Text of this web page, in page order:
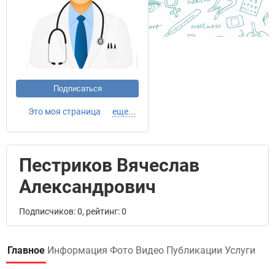
Подписаться
Это моя страница еще...
Пестриков Вячеслав
Александрович
Подписчиков: 0, рейтинг: 0
Главное Информация Фото Видео Публикации Услуги